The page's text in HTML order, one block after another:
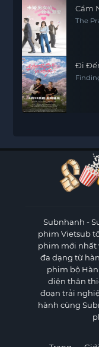
Cẩm
The
Đi
Subnhanh -
phim Vietsub
phim mới nhất
đa dạng từ
phim bộ Hàn
diện thân
đoạn trải
hành cùng